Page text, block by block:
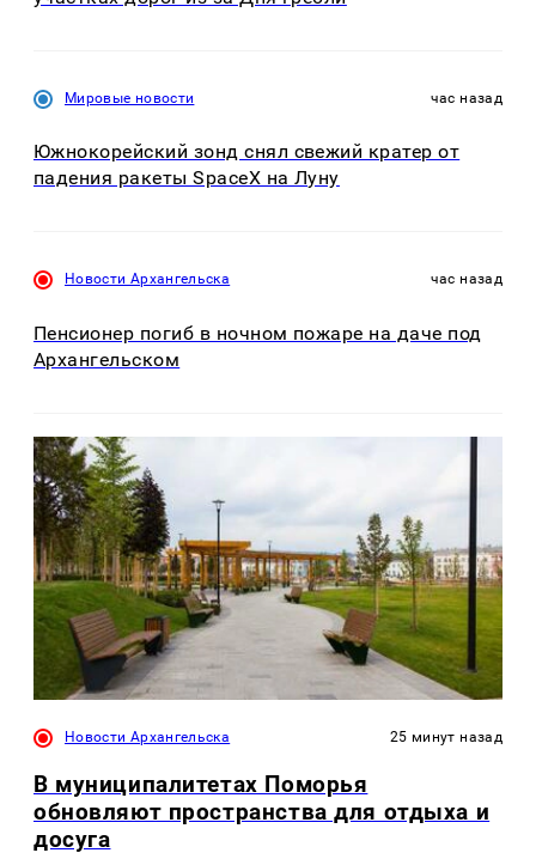
Мировые новости час назад
Южнокорейский зонд снял свежий кратер от
падения ракеты SpaceX на Луну
Новости Архангельска час назад
Пенсионер погиб в ночном пожаре на даче под
Архангельском
Новости Архангельска 25 минут назад
В муниципалитетах Поморья
обновляют пространства для отдыха и
досуга